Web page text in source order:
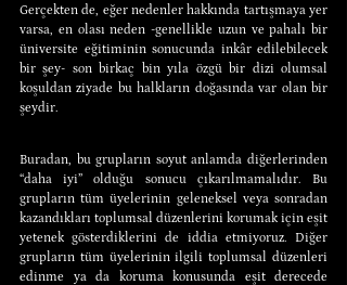
Gerçekten de, eğer nedenler hakkında tartışmaya yer
varsa, en olası neden -genellikle uzun ve pahalı bir
üniversite eğitiminin sonucunda inkâr edilebilecek
bir şey- son birkaç bin yıla özgü bir dizi olumsal
koşuldan ziyade bu halkların doğasında var olan bir
şeydir.
Buradan, bu grupların soyut anlamda diğerlerinden
“daha iyi” olduğu sonucu çıkarılmamalıdır. Bu
grupların tüm üyelerinin geleneksel veya sonradan
kazandıkları toplumsal düzenlerini korumak için eşit
yetenek gösterdiklerini de iddia etmiyoruz. Diğer
grupların tüm üyelerinin ilgili toplumsal düzenleri
edinme ya da koruma konusunda eşit derecede